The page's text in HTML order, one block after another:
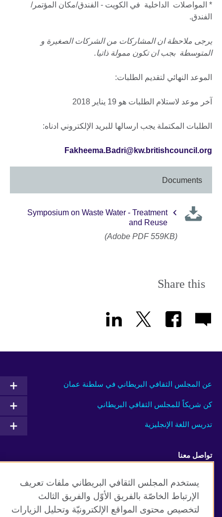
* المواصلات الداخلية في الكويت - الفندق/مكان المؤتمر/
الفندق.
يرجى ملاحظة ان المشاركات من الشركات الصغيرة و
المتوسطة بجب ان تكون ممولة ذاتيا.
الموعد النهائي لتقديم الطلبات:
آخر موعد لاستلام الطلبات هو 19 يناير 2018
الطلبات المكتملة يجب ارسالها للبريد الإلكتروني ادناه:
Fakheema.Badri@kw.britishcouncil.org
Documents
Symposium on Waste Water - Treatment
and Reuse
(Adobe PDF 559KB)
Share this
عن المجلس الثقافي البريطاني في سلطنة عمان
كن شريكاً للمجلس الثقافي البريطاني
تدريس اللغة الإنجليزية
تواصل معنا
Facebook RSS
TikTok
يستخدم المجلس الثقافي البريطاني ملفات تعريف
الإرتباط الخاصّة بالفريق الأوّل والفريق الثالث
لتخصيص محتوى المواقع الإلكترونيّة وتحليل الزيارات